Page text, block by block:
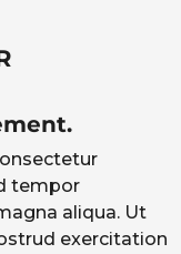
tempor
aliqua. Ut
exercitation